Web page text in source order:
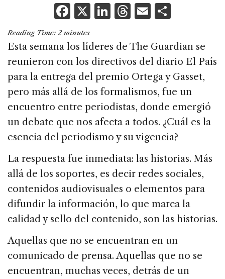
F
a
c
e
b
o
o
k
X Li
k
e
dI
n
T
re
a
d
s
E
ai
l
ar
e
Reading Time: 2 minutes
Esta semana los líderes de The Guardian se
reunieron con los directivos del diario El País
para la entrega del premio Ortega y Gasset,
pero más allá de los formalismos, fue un
encuentro entre periodistas, donde emergió
un debate que nos afecta a todos. ¿Cuál es la
esencia del periodismo y su vigencia?
La respuesta fue inmediata: las historias. Más
allá de los soportes, es decir redes sociales,
contenidos audiovisuales o elementos para
difundir la información, lo que marca la
calidad y sello del contenido, son las historias.
Aquellas que no se encuentran en un
comunicado de prensa. Aquellas que no se
encuentran, muchas veces, detrás de un